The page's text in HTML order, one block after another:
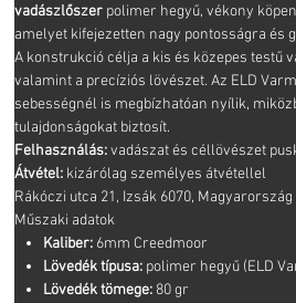
vadászlőszer polimer hegyű, vékony
amelyet kifejezetten nagy pontosságra és
A konstrukció célja a kis és közepes testű
valamint a precíziós lövészet. Az ELD
sebességnél is megbízhatóan nyílik,
tulajdonságokat biztosít.
Felhasználás:vadászat és céllövészet
Átvétel: kizárólag személyes átvétellel
Rákóczi utca 21, Izsák 6070, Magyarország
Műszaki adatok
Kaliber:6mm Creedmoor
Lövedék típusa:polimer hegyű (ELD
Lövedék tömege:80 gr